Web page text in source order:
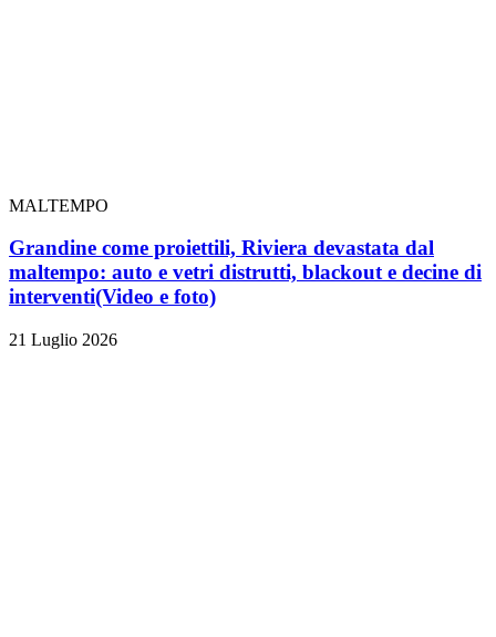
MALTEMPO
Grandine come proiettili, Riviera devastata dal
maltempo: auto e vetri distrutti, blackout e decine di
interventi(Video e foto)
21 Luglio 2026